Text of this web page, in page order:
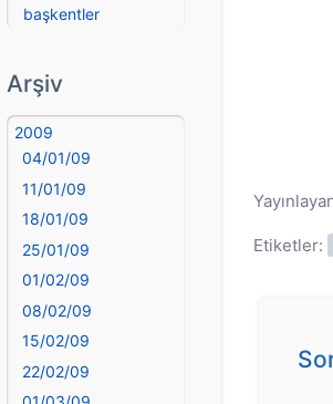
Etiketler:
başkentler
Bayburt
Bilecik
Bingöl
Bitlis
Bolu
Burdur
Bursa
Çanakkale
Çankırı
Çorum
Arşiv
2009
04/01/09
11/01/09
18/01/09
25/01/09
01/02/09
08/02/09
15/02/09
22/02/09